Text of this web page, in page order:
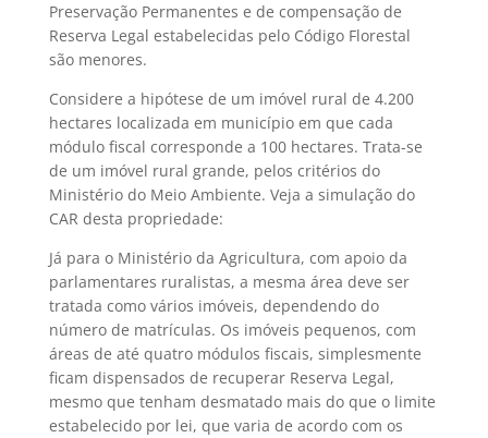
Preservação Permanentes e de compensação de
Reserva Legal estabelecidas pelo Código Florestal
são menores.
Considere a hipótese de um imóvel rural de 4.200
hectares localizada em município em que cada
módulo fiscal corresponde a 100 hectares. Trata-se
de um imóvel rural grande, pelos critérios do
Ministério do Meio Ambiente. Veja a simulação do
CAR desta propriedade:
Já para o Ministério da Agricultura, com apoio da
parlamentares ruralistas, a mesma área deve ser
tratada como vários imóveis, dependendo do
número de matrículas. Os imóveis pequenos, com
áreas de até quatro módulos fiscais, simplesmente
ficam dispensados de recuperar Reserva Legal,
mesmo que tenham desmatado mais do que o limite
estabelecido por lei, que varia de acordo com os